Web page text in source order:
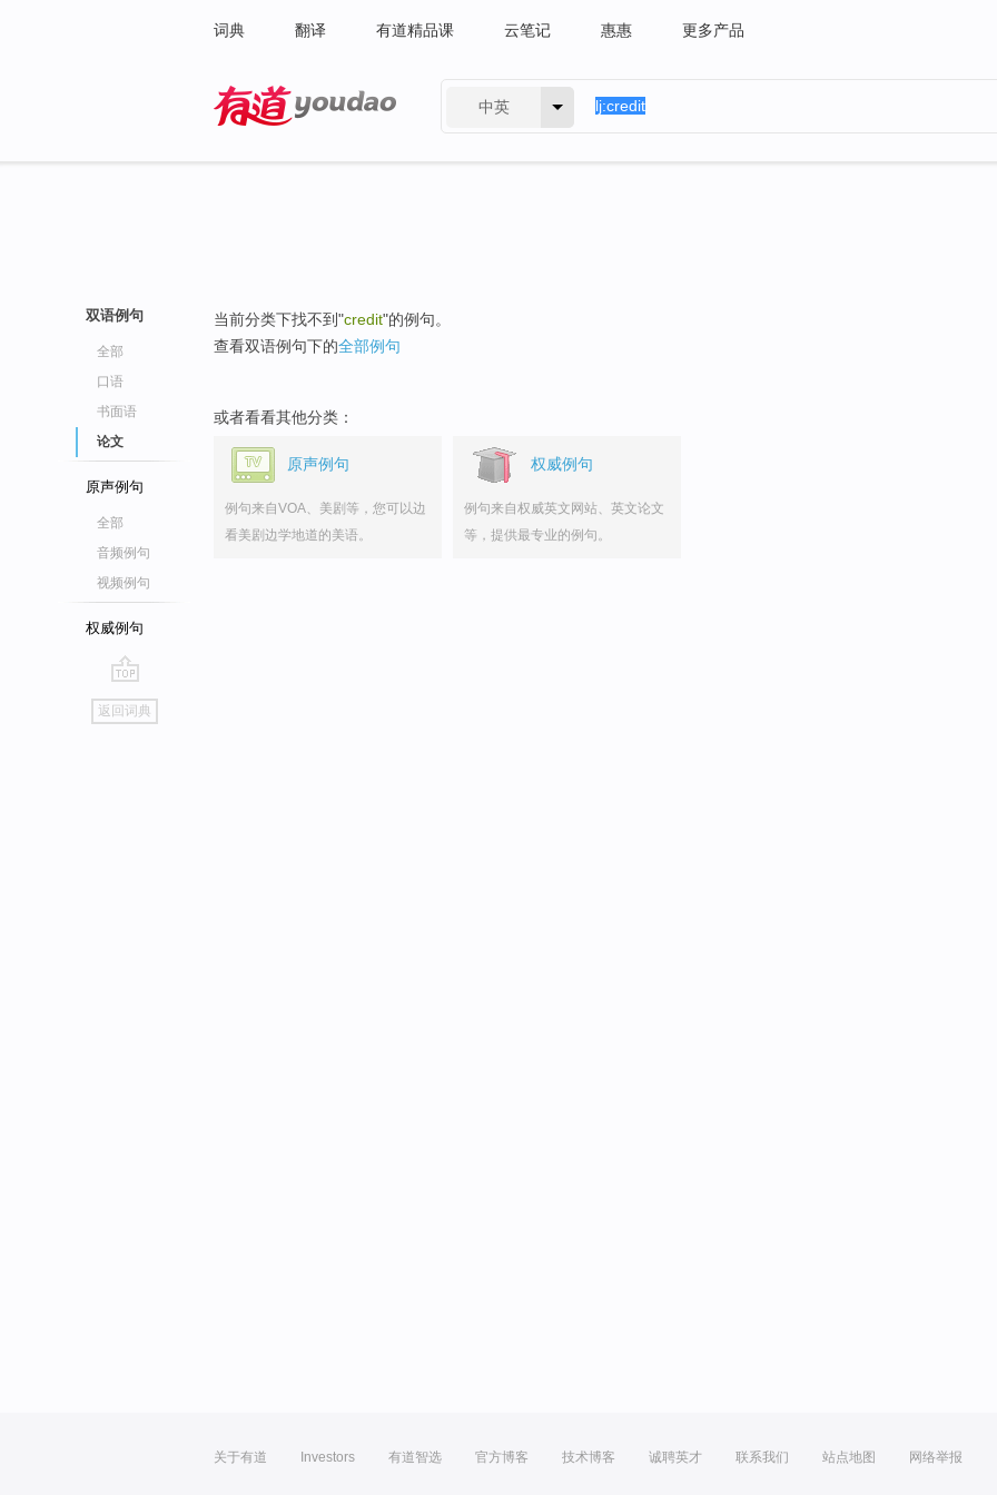
词典 翻译 有道精品课 云笔记 惠惠 更多产品
中英
双语例句
全部
口语
书面语
论文
原声例句
全部
音频例句
视频例句
权威例句
go
top
返回词典
当前分类下找不到"credit"的例句。
查看双语例句下的全部例句
或者看看其他分类：
原声例句
例句来自VOA、美剧等，您可以边
看美剧边学地道的美语。
权威例句
例句来自权威英文网站、英文论文
等，提供最专业的例句。
关于有道 Investors 有道智选 官方博客 技术博客 诚聘英才 联系我们 站点地图 网络举报